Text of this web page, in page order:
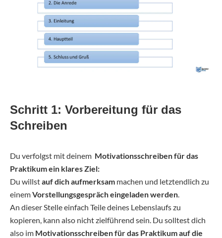
Schritt 1: Vorbereitung für das
Schreiben
Du verfolgst mit deinem Motivationsschreiben für das
Praktikum ein klares Ziel:
Du willstauf dich aufmerksam machen und letztendlich zu
einemVorstellungsgespräch eingeladen werden.
An dieser Stelle einfach Teile deines Lebenslaufs zu
kopieren, kann also nicht zielführend sein. Du solltest dich
also im Motivationsschreiben für das Praktikum auf die